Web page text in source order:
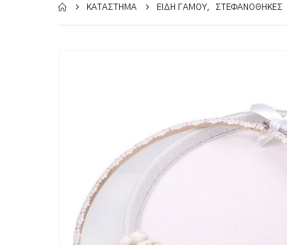
ΚΑΤΆΣΤΗΜΑ ΕΊΔΗ ΓΆΜΟΥ, ΣΤΕΦΑΝΟΘΉΚΕΣ